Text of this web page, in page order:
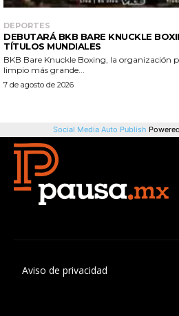
Aviso de privacidad